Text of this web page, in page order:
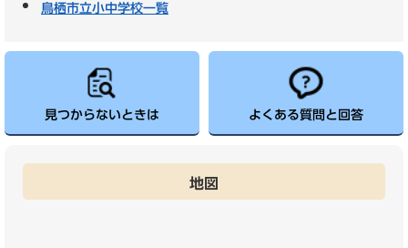
鳥栖市立小中学校一覧
見つからないときは よくある質問と回答
地図